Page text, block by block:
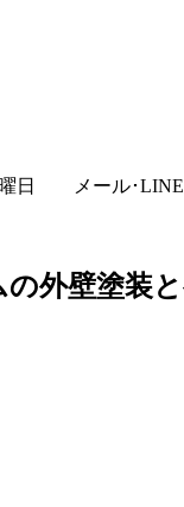
曜日 メール･
の外壁塗